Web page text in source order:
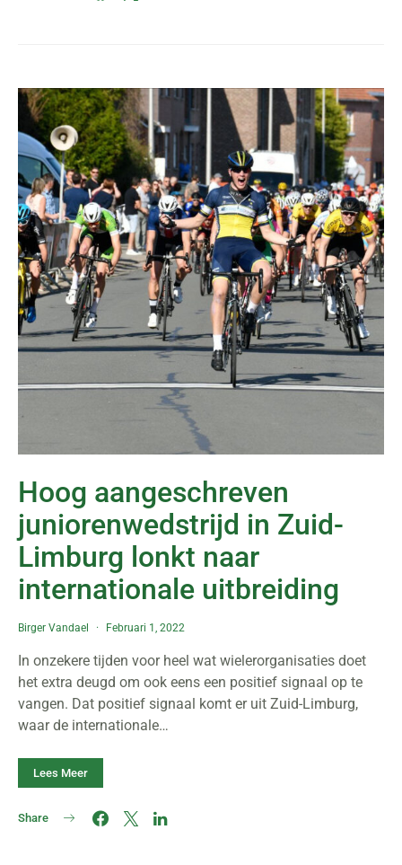
Hoog aangeschreven
juniorenwedstrijd in Zuid-
Limburg lonkt naar
internationale uitbreiding
Birger Vandael Februari 1, 2022
In onzekere tijden voor heel wat wielerorganisaties doet
het extra deugd om ook eens een positief signaal op te
vangen. Dat positief signaal komt er uit Zuid-Limburg,
waar de internationale…
Lees Meer
Share